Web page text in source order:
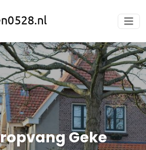
Geke